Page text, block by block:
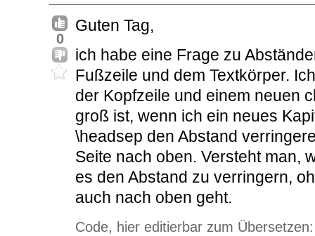
0
Guten Tag,
ich habe eine Frage zu
Fußzeile und dem Textkörper.
der Kopfzeile und einem neuen
groß ist, wenn ich ein neues
\headsep den Abstand
Seite nach oben. Versteht man,
es den Abstand zu verringern,
auch nach oben geht.
Code, hier editierbar zum Übersetzen: